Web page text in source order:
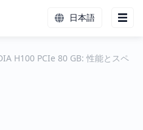
日本語
H100 PCIe 80 GB: 性能とスペ